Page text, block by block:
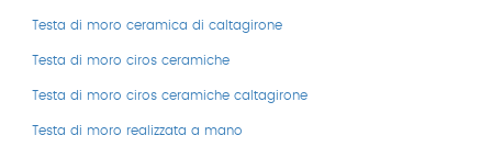
Testa di moro ceramica di caltagirone
Testa di moro ciros ceramiche
Testa di moro ciros ceramiche caltagirone
Testa di moro realizzata a mano